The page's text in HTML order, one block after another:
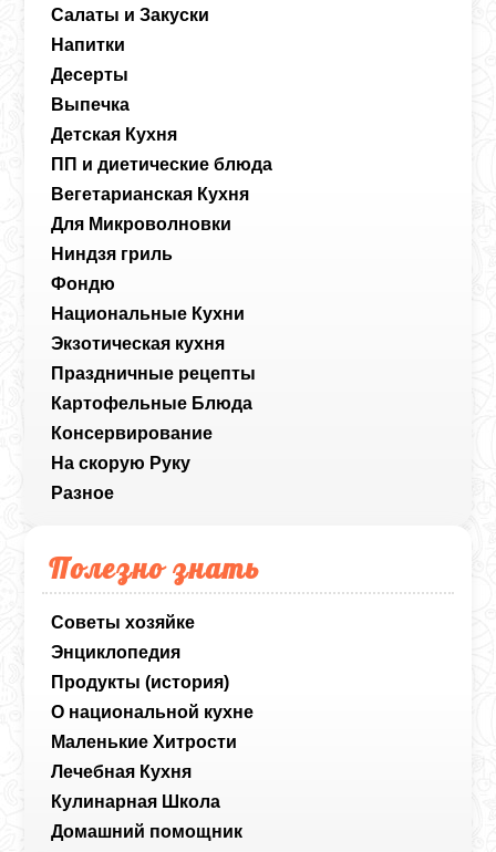
Салаты и Закуски
Напитки
Десерты
Выпечка
Детская Кухня
ПП и диетические блюда
Вегетарианская Кухня
Для Микроволновки
Ниндзя гриль
Фондю
Национальные Кухни
Экзотическая кухня
Праздничные рецепты
Картофельные Блюда
Консервирование
На скорую Руку
Разное
Полезно знать
Советы хозяйке
Энциклопедия
Продукты (история)
О национальной кухне
Маленькие Хитрости
Лечебная Кухня
Кулинарная Школа
Домашний помощник